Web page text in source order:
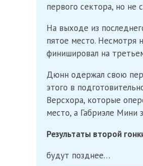
первого сектора, но не
На выходе из
пятое место. Несмотря
финишировал на
Дюнн одержал свою
этого в
Версхора, которые
место, а Габриэле Мини
Результаты второй
будут позднее…